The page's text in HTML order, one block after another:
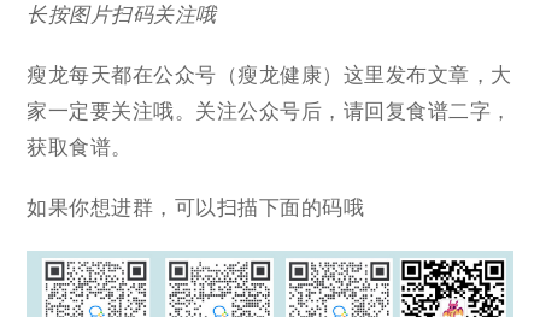
长按图片扫码关注哦
瘦龙每天都在公众号（瘦龙健康）这里发布文章，大
家一定要关注哦。关注公众号后，请回复食谱二字，
获取食谱。
如果你想进群，可以扫描下面的码哦